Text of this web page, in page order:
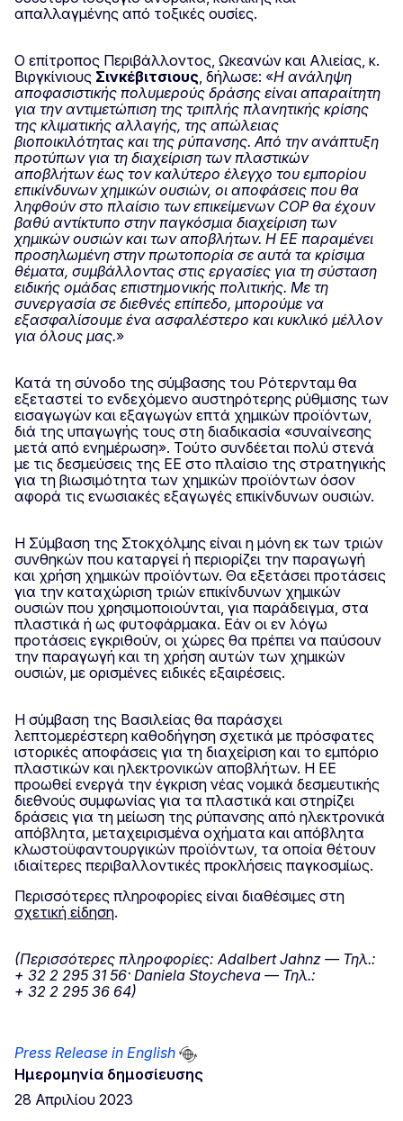
απαλλαγμένης από τοξικές ουσίες.
Ο επίτροπος Περιβάλλοντος, Ωκεανών και Αλιείας, κ.
Βιργκίνιους Σινκέβιτσιους , δήλωσε: «Η ανάληψη
αποφασιστικής πολυμερούς δράσης είναι απαραίτητη
για την αντιμετώπιση της τριπλής πλανητικής κρίσης
της κλιματικής αλλαγής, της απώλειας
βιοποικιλότητας και της ρύπανσης. Από την ανάπτυξη
προτύπων για τη διαχείριση των πλαστικών
αποβλήτων έως τον καλύτερο έλεγχο του εμπορίου
επικίνδυνων χημικών ουσιών, οι αποφάσεις που θα
ληφθούν στο πλαίσιο των επικείμενων COP θα έχουν
βαθύ αντίκτυπο στην παγκόσμια διαχείριση των
χημικών ουσιών και των αποβλήτων. Η ΕΕ παραμένει
προσηλωμένη στην πρωτοπορία σε αυτά τα κρίσιμα
θέματα, συμβάλλοντας στις εργασίες για τη σύσταση
ειδικής ομάδας επιστημονικής πολιτικής. Με τη
συνεργασία σε διεθνές επίπεδο, μπορούμε να
εξασφαλίσουμε ένα ασφαλέστερο και κυκλικό μέλλον
για όλους μας.»
Κατά τη σύνοδο της σύμβασης του Ρότερνταμ θα
εξεταστεί το ενδεχόμενο αυστηρότερης ρύθμισης των
εισαγωγών και εξαγωγών επτά χημικών προϊόντων,
διά της υπαγωγής τους στη διαδικασία «συναίνεσης
μετά από ενημέρωση». Τούτο συνδέεται πολύ στενά
με τις δεσμεύσεις της ΕΕ στο πλαίσιο της στρατηγικής
για τη βιωσιμότητα των χημικών προϊόντων όσον
αφορά τις ενωσιακές εξαγωγές επικίνδυνων ουσιών.
Η Σύμβαση της Στοκχόλμης είναι η μόνη εκ των τριών
συνθηκών που καταργεί ή περιορίζει την παραγωγή
και χρήση χημικών προϊόντων. Θα εξετάσει προτάσεις
για την καταχώριση τριών επικίνδυνων χημικών
ουσιών που χρησιμοποιούνται, για παράδειγμα, στα
πλαστικά ή ως φυτοφάρμακα. Εάν οι εν λόγω
προτάσεις εγκριθούν, οι χώρες θα πρέπει να παύσουν
την παραγωγή και τη χρήση αυτών των χημικών
ουσιών, με ορισμένες ειδικές εξαιρέσεις.
Η σύμβαση της Βασιλείας θα παράσχει
λεπτομερέστερη καθοδήγηση σχετικά με πρόσφατες
ιστορικές αποφάσεις για τη διαχείριση και το εμπόριο
πλαστικών και ηλεκτρονικών αποβλήτων. Η ΕΕ
προωθεί ενεργά την έγκριση νέας νομικά δεσμευτικής
διεθνούς συμφωνίας για τα πλαστικά και στηρίζει
δράσεις για τη μείωση της ρύπανσης από ηλεκτρονικά
απόβλητα, μεταχειρισμένα οχήματα και απόβλητα
κλωστοϋφαντουργικών προϊόντων, τα οποία θέτουν
ιδιαίτερες περιβαλλοντικές προκλήσεις παγκοσμίως.
Περισσότερες πληροφορίες είναι διαθέσιμες στη
σχετική είδηση.
(Περισσότερες πληροφορίες: Adalbert Jahnz — Τηλ.:
+ 32 2 295 31 56· Daniela Stoycheva — Τηλ.:
+ 32 2 295 36 64)
Press Release in English
Ημερομηνία δημοσίευσης
28 Απριλίου 2023